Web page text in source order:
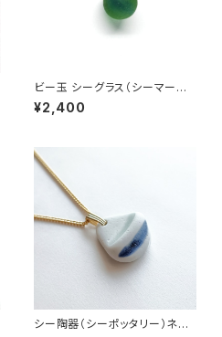
ビー玉 シーグラス（シーマーブ
ル）ネックレス MN-1
¥2,400
シー陶器（シーポッタリー）ネッ